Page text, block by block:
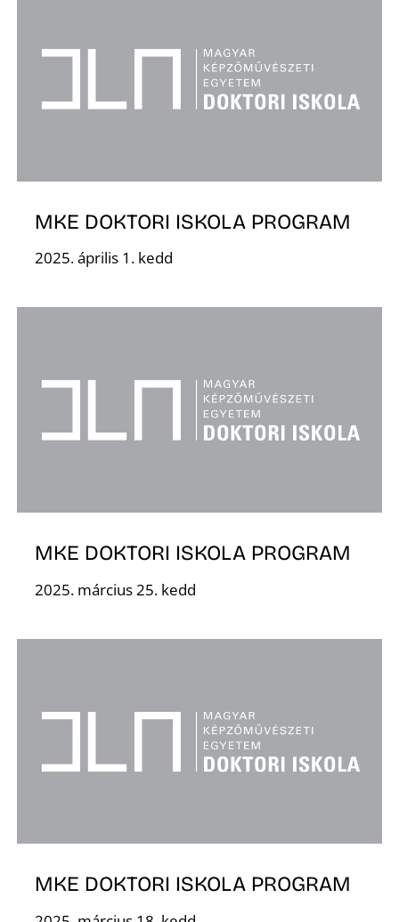
MKE DOKTORI ISKOLA PROGRAM
2025. április 1. kedd
MKE DOKTORI ISKOLA PROGRAM
2025. március 25. kedd
MKE DOKTORI ISKOLA PROGRAM